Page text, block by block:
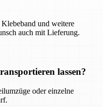
und weitere
auch mit Lieferung.
lassen?
oder einzelne